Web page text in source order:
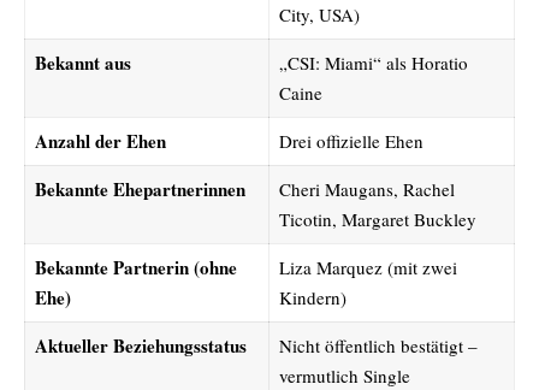
City, USA)
Bekannt aus
„CSI: Miami“ als Horatio
Caine
Anzahl der Ehen Drei offizielle Ehen
Bekannte Ehepartnerinnen
Cheri Maugans, Rachel
Ticotin, Margaret Buckley
Bekannte Partnerin (ohne
Ehe)
Liza Marquez (mit zwei
Kindern)
Aktueller Beziehungsstatus
Nicht öffentlich bestätigt –
vermutlich Single